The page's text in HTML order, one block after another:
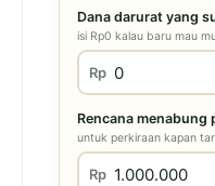
Dana darurat yang
isi Rp0 kalau baru mau
Rp
Rencana menabung
untuk perkiraan kapan
Rp